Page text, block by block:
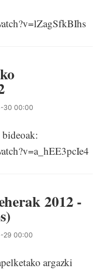
30 00:00
2012 -
29 00:00
argazki